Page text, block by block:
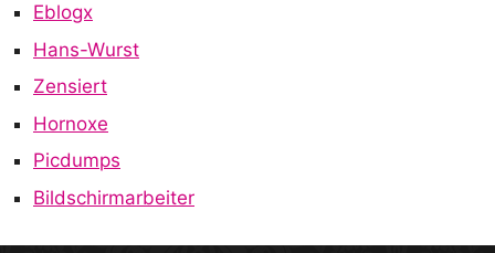
Eblogx
Hans-Wurst
Zensiert
Hornoxe
Picdumps
Bildschirmarbeiter